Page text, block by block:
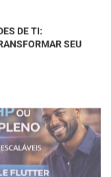
DE TI:
SEU